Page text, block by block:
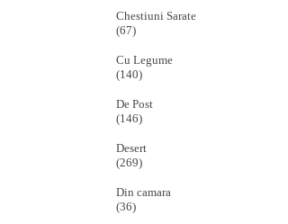
Chestiuni Sarate
(67)
Cu Legume
(140)
De Post
(146)
Desert
(269)
Din camara
(36)